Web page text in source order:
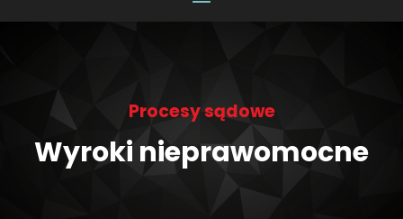
Procesy sądowe
Wyroki nieprawomocne